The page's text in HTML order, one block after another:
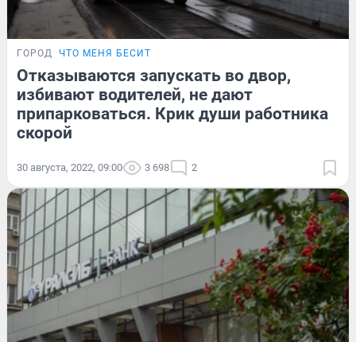
ГОРОД ЧТО МЕНЯ БЕСИТ
Отказываются запускать во двор,
избивают водителей, не дают
припарковаться. Крик души работника
скорой
30 августа, 2022, 09:00 3 698 2